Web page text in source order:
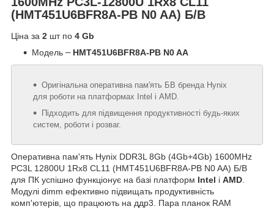
(HMT451U6BFR8A-PB N0 AA) Б/В
Ціна за 2 шт по 4 Gb
Модель – HMT451U6BFR8A-PB N0 AA
Оригінальна оперативна пам'ять БВ бренда Hynix
для роботи на платформах Intel і AMD.
Підходить для підвищення продуктивності будь-яких
систем, роботи і розваг.
Оперативна пам'ять Hynix DDR3L 8Gb (4Gb+4Gb) 1600MHz
PC3L 12800U 1Rx8 CL11 (HMT451U6BFR8A-PB N0 AA) Б/В
для ПК успішно функціонує на базі платформ Intel і AMD.
Модулі dimm ефективно підвищать продуктивність
комп'ютерів, що працюють на ддр3. Пара планок RAM